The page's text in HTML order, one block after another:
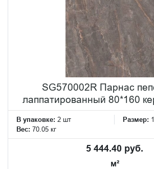
SG570002R Парнас
лаппатированный 80*160
В упаковке: 2 шт Размер:
Вес: 70.05 кг
5 444.40 руб.
м²